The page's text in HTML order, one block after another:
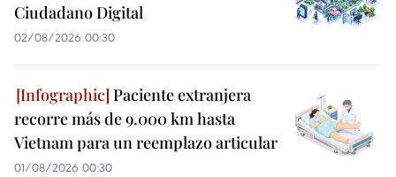
Ciudadano Digital
02/08/2026 00:30
Paciente extranjera
recorre más de 9.000 km hasta
Vietnam para un reemplazo articular
01/08/2026 00:30